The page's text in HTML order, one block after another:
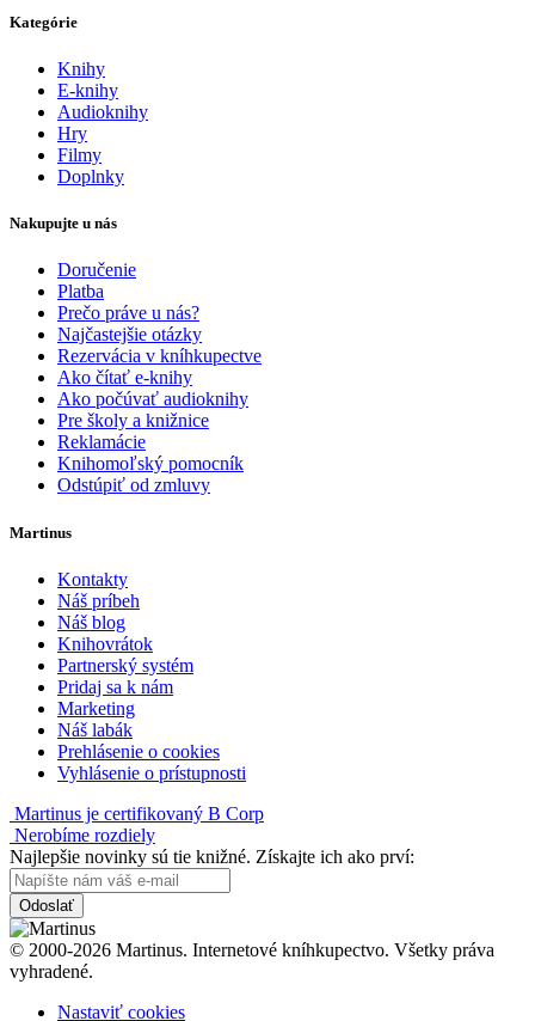
Kategórie
Knihy
E-knihy
Audioknihy
Hry
Filmy
Doplnky
Nakupujte u nás
Doručenie
Platba
Prečo práve u nás?
Najčastejšie otázky
Rezervácia v kníhkupectve
Ako čítať e-knihy
Ako počúvať audioknihy
Pre školy a knižnice
Reklamácie
Knihomoľský pomocník
Odstúpiť od zmluvy
Martinus
Kontakty
Náš príbeh
Náš blog
Knihovrátok
Partnerský systém
Pridaj sa k nám
Marketing
Náš labák
Prehlásenie o cookies
Vyhlásenie o prístupnosti
Martinus je certifikovaný B Corp
Nerobíme rozdiely
Najlepšie novinky sú tie knižné. Získajte ich ako prví:
Odoslať
© 2000-2026 Martinus. Internetové kníhkupectvo. Všetky práva
vyhradené.
Nastaviť cookies